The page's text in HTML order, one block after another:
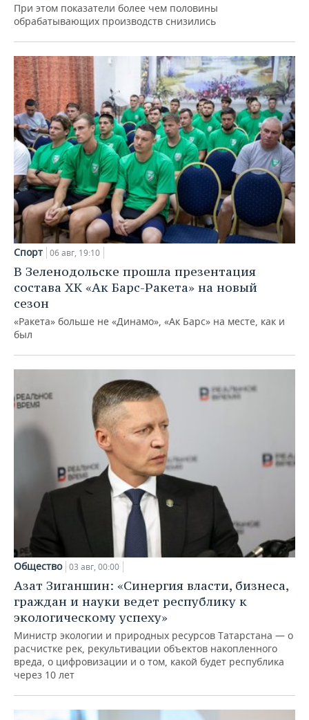
При этом показатели более чем половины
обрабатывающих производств снизились
Спорт 06 авг, 19:10
В Зеленодольске прошла презентация
состава ХК «Ак Барс-Ракета» на новый
сезон
«Ракета» больше не «Динамо», «Ак Барс» на месте, как и
был
Общество 03 авг, 00:00
Азат Зиганшин: «Синергия власти, бизнеса,
граждан и науки ведет республику к
экологическому успеху»
Министр экологии и природных ресурсов Татарстана — о
расчистке рек, рекультивации объектов накопленного
вреда, о цифровизации и о том, какой будет республика
через 10 лет